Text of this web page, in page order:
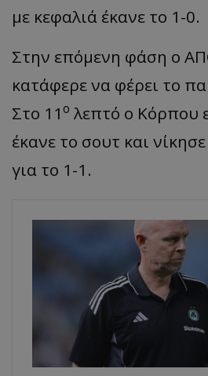
με κεφαλιά έκανε το 1-0.
Στην επόμενη φάση ο
κατάφερε να φέρει το
Στο 11ο λεπτό ο Κόρπου
έκανε το σουτ και
για το 1-1.